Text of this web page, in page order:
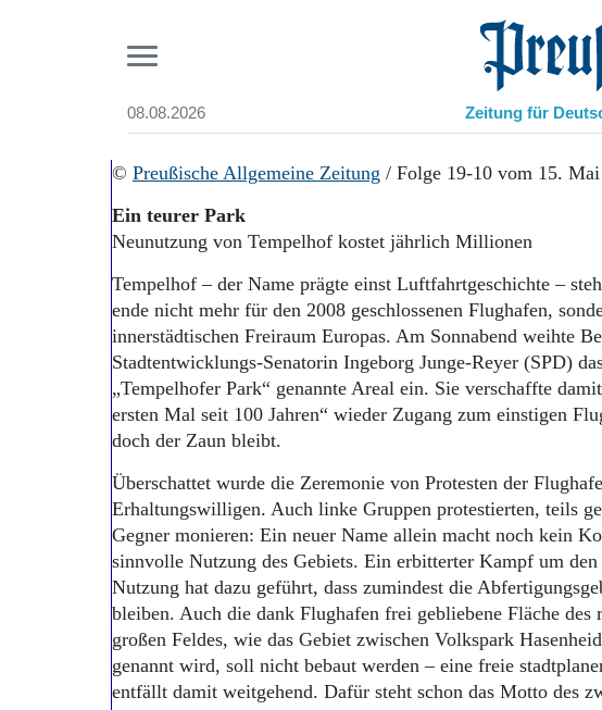
08.08.2026 Preußische
Zeitung für
Start
Aktuelle Ausgabe
Abonnenten-Login
Abo Prämien
Archiv
Mediadaten
Suchen und finden
© Preußische Allgemeine Zeitung / Folge 19-10 vom 15.
Ein teurer Park
Neunutzung von Tempelhof kostet jährlich Millionen
Tempelhof – der Name prägte einst Luftfahrtgeschichte –
ende nicht mehr für den 2008 geschlossenen Flughafen,
innerstädtischen Freiraum Europas. Am Sonnabend weihte
Stadtentwicklungs-Senatorin Ingeborg Junge-Reyer (SPD)
„Tempelhofer Park“ genannte Areal ein. Sie verschaffte
ersten Mal seit 100 Jahren“ wieder Zugang zum einstigen
doch der Zaun bleibt.
Überschattet wurde die Zeremonie von Protesten der
Erhaltungswilligen. Auch linke Gruppen protestierten, teils
Gegner monieren: Ein neuer Name allein macht noch kein
sinnvolle Nutzung des Gebiets. Ein erbitterter Kampf um
Nutzung hat dazu geführt, dass zumindest die
bleiben. Auch die dank Flughafen frei gebliebene Fläche des
großen Feldes, wie das Gebiet zwischen Volkspark
genannt wird, soll nicht bebaut werden – eine freie
entfällt damit weitgehend. Dafür steht schon das Motto des